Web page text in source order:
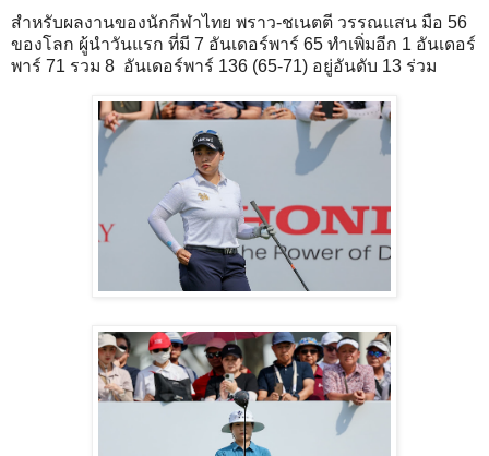
สำหรับผลงานของนักกีฬาไทย พราว-ชเนตตี วรรณแสน มือ 56
ของโลก ผู้นำวันแรก ที่มี 7 อันเดอร์พาร์ 65 ทำเพิ่มอีก 1 อันเดอร์
พาร์ 71 รวม 8 อันเดอร์พาร์ 136 (65-71) อยู่อันดับ 13 ร่วม